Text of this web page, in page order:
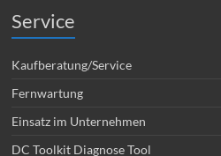
Service
Kaufberatung/Service
Fernwartung
Einsatz im Unternehmen
DC Toolkit Diagnose Tool